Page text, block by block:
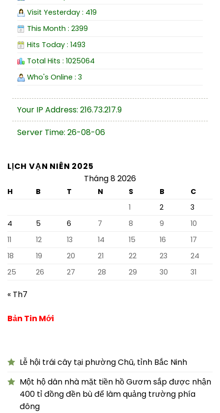
Visit Yesterday : 419
This Month : 2399
Hits Today : 1493
Total Hits : 1025064
Who's Online : 3
Your IP Address: 216.73.217.9
Server Time: 26-08-06
LỊCH VẠN NIÊN 2025
Tháng 8 2026
H B T N S B
C
1
2
3
4
5 6 7 8 9
10
11
12 13 14 15 16
17
18
19 20 21 22 23
24
25
26 27 28 29 30 31
« Th7
Bản Tin Mới
Lễ hội trái cây tại phường Chũ, tỉnh Bắc Ninh
Một hộ dân nhà mặt tiền hồ Gươm sắp được nhận
400 tỉ đồng đền bù để làm quảng trường phía
đông